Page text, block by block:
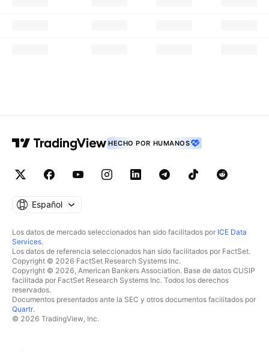
HECHO POR HUMANOS
Español
Los datos de mercado seleccionados han sido facilitados por ICE Data
Services.
Los datos de referencia seleccionados han sido facilitados por FactSet.
Copyright © 2026 FactSet Research Systems Inc.
Copyright © 2026, American Bankers Association. Base de datos CUSIP
facilitada por FactSet Research Systems Inc. Todos los derechos
reservados.
Documentos presentados ante la SEC y otros documentos facilitados por
Quartr.
© 2026 TradingView, Inc.